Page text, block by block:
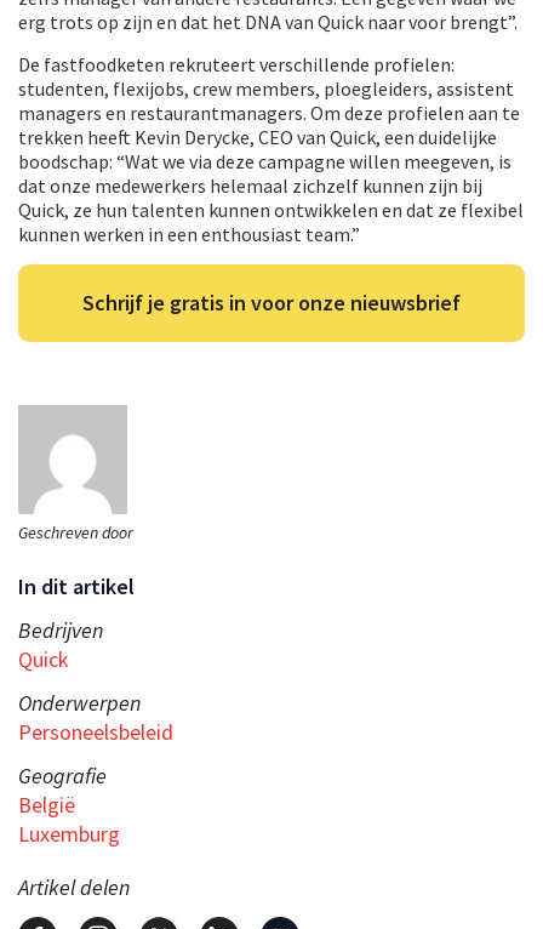
Geschreven door
In dit artikel
Bedrijven
Quick
Onderwerpen
Personeelsbeleid
Geografie
België
Luxemburg
Artikel delen
erg trots op zijn en dat het DNA van Quick naar voor brengt”.
De fastfoodketen rekruteert verschillende profielen:
studenten, flexijobs, crew members, ploegleiders, assistent
managers en restaurantmanagers. Om deze profielen aan te
trekken heeft Kevin Derycke, CEO van Quick, een duidelijke
boodschap: “Wat we via deze campagne willen meegeven, is
dat onze medewerkers helemaal zichzelf kunnen zijn bij
Quick, ze hun talenten kunnen ontwikkelen en dat ze flexibel
kunnen werken in een enthousiast team.”
Schrijf je gratis in voor onze nieuwsbrief